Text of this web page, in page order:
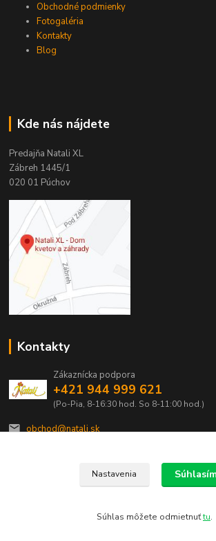
Obchodné podmienky
Fotogaléria
Kontakty
Blog
Kde nás nájdete
Predajňa Natali XL
Zábreh 1445/1
020 01 Púchov
Kontakty
Zákaznícka podpora
+421 944 999 621
(Po-Pia, 8-16:30 hod. So 8-11:00 hod.)
obchod@natali.sk
Nastavenia
Súhlas môžete odmietnuťtu.